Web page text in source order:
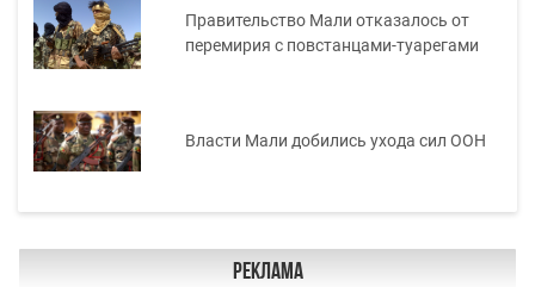
Правительство Мали отказалось от
перемирия с повстанцами-туарегами
Власти Мали добились ухода сил ООН
Реклама